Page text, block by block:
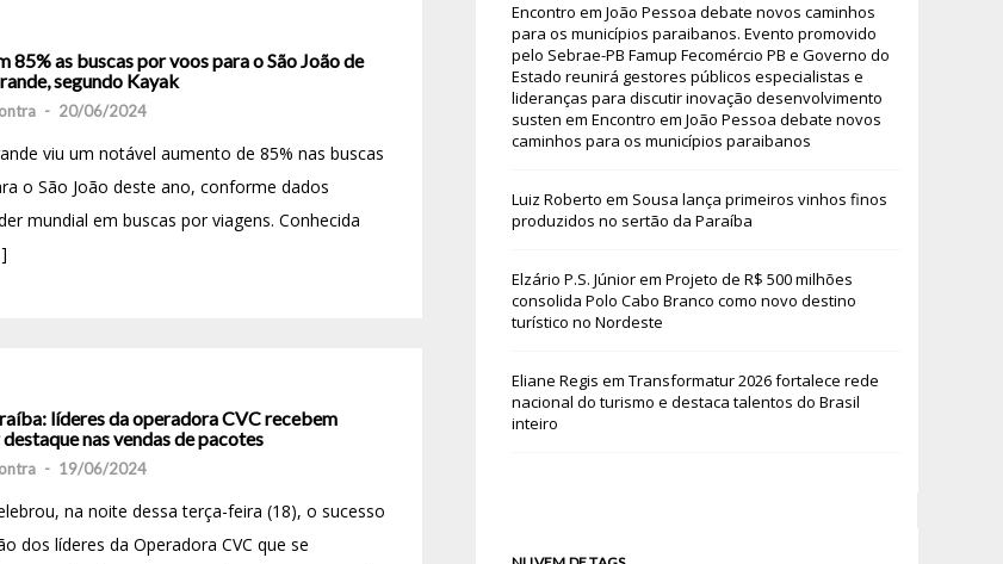
85% as buscas por voos para o São João de
segundo Kayak
- 20/06/2024
viu um notável aumento de 85% nas buscas
o São João deste ano, conforme dados
mundial em buscas por viagens. Conhecida
líderes da operadora CVC recebem
nas vendas de pacotes
- 19/06/2024
na noite dessa terça-feira (18), o sucesso
dos líderes da Operadora CVC que se
Encontro em João Pessoa debate novos caminhos
para os municípios paraibanos. Evento promovido
pelo Sebrae-PB Famup Fecomércio PB e Governo do
Estado reunirá gestores públicos especialistas e
lideranças para discutir inovação desenvolvimento
susten em Encontro em João Pessoa debate novos
caminhos para os municípios paraibanos
Luiz Roberto em Sousa lança primeiros vinhos finos
produzidos no sertão da Paraíba
Elzário P.S. Júniorem Projeto de R$ 500 milhões
consolida Polo Cabo Branco como novo destino
turístico no Nordeste
Eliane Regis em Transformatur 2026 fortalece rede
nacional do turismo e destaca talentos do Brasil
inteiro